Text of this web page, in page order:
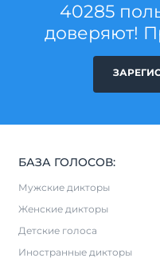
40285
доверяют!
БАЗА ГОЛОСОВ:
Мужские дикторы
Женские дикторы
Детские голоса
Иностранные дикторы